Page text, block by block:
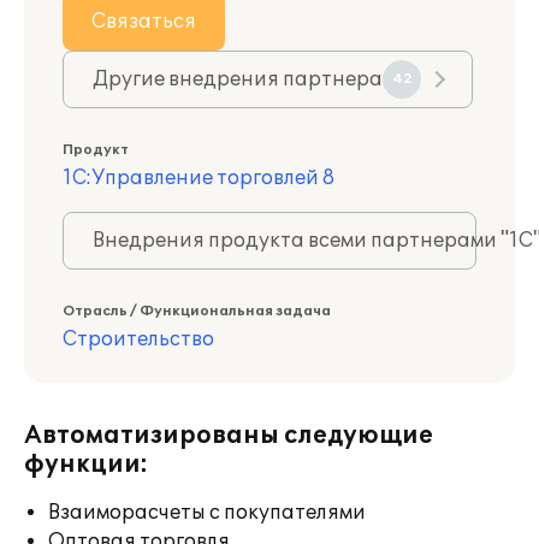
Связаться
Другие внедрения партнера 42
Продукт
1С:Управление торговлей 8
Внедрения продукта всеми партнерами
Отрасль / Функциональная задача
Строительство
Автоматизированы следующие
функции:
Взаиморасчеты с покупателями